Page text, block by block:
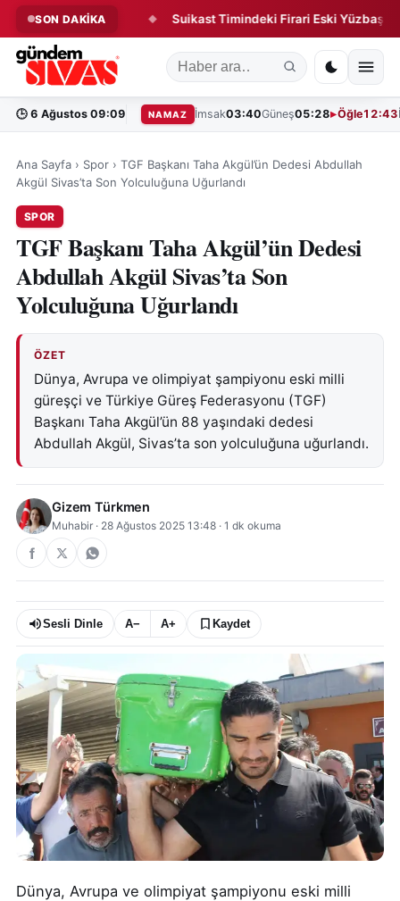
SON DAKİKA
Yeni Dönem! Suikast Timindeki Firari Eski Yüzbaşı
🕒 6 Ağustos 09:09 NAMAZ İmsak03:40Güneş05:28 Öğle12:43
Ana Sayfa › Spor › TGF Başkanı Taha Akgül’ün Dedesi Abdullah
Akgül Sivas’ta Son Yolculuğuna Uğurlandı
SPOR
TGF Başkanı Taha Akgül’ün Dedesi
Abdullah Akgül Sivas’ta Son
Yolculuğuna Uğurlandı
ÖZET
Dünya, Avrupa ve olimpiyat şampiyonu eski milli
güreşçi ve Türkiye Güreş Federasyonu (TGF)
Başkanı Taha Akgül’ün 88 yaşındaki dedesi
Abdullah Akgül, Sivas’ta son yolculuğuna uğurlandı.
Gizem Türkmen
Muhabir · 28 Ağustos 2025 13:48 · 1 dk okuma
Sesli Dinle A− A+ Kaydet
Dünya, Avrupa ve olimpiyat şampiyonu eski milli